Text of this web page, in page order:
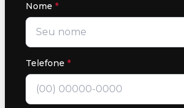
Nome *
Telefone *